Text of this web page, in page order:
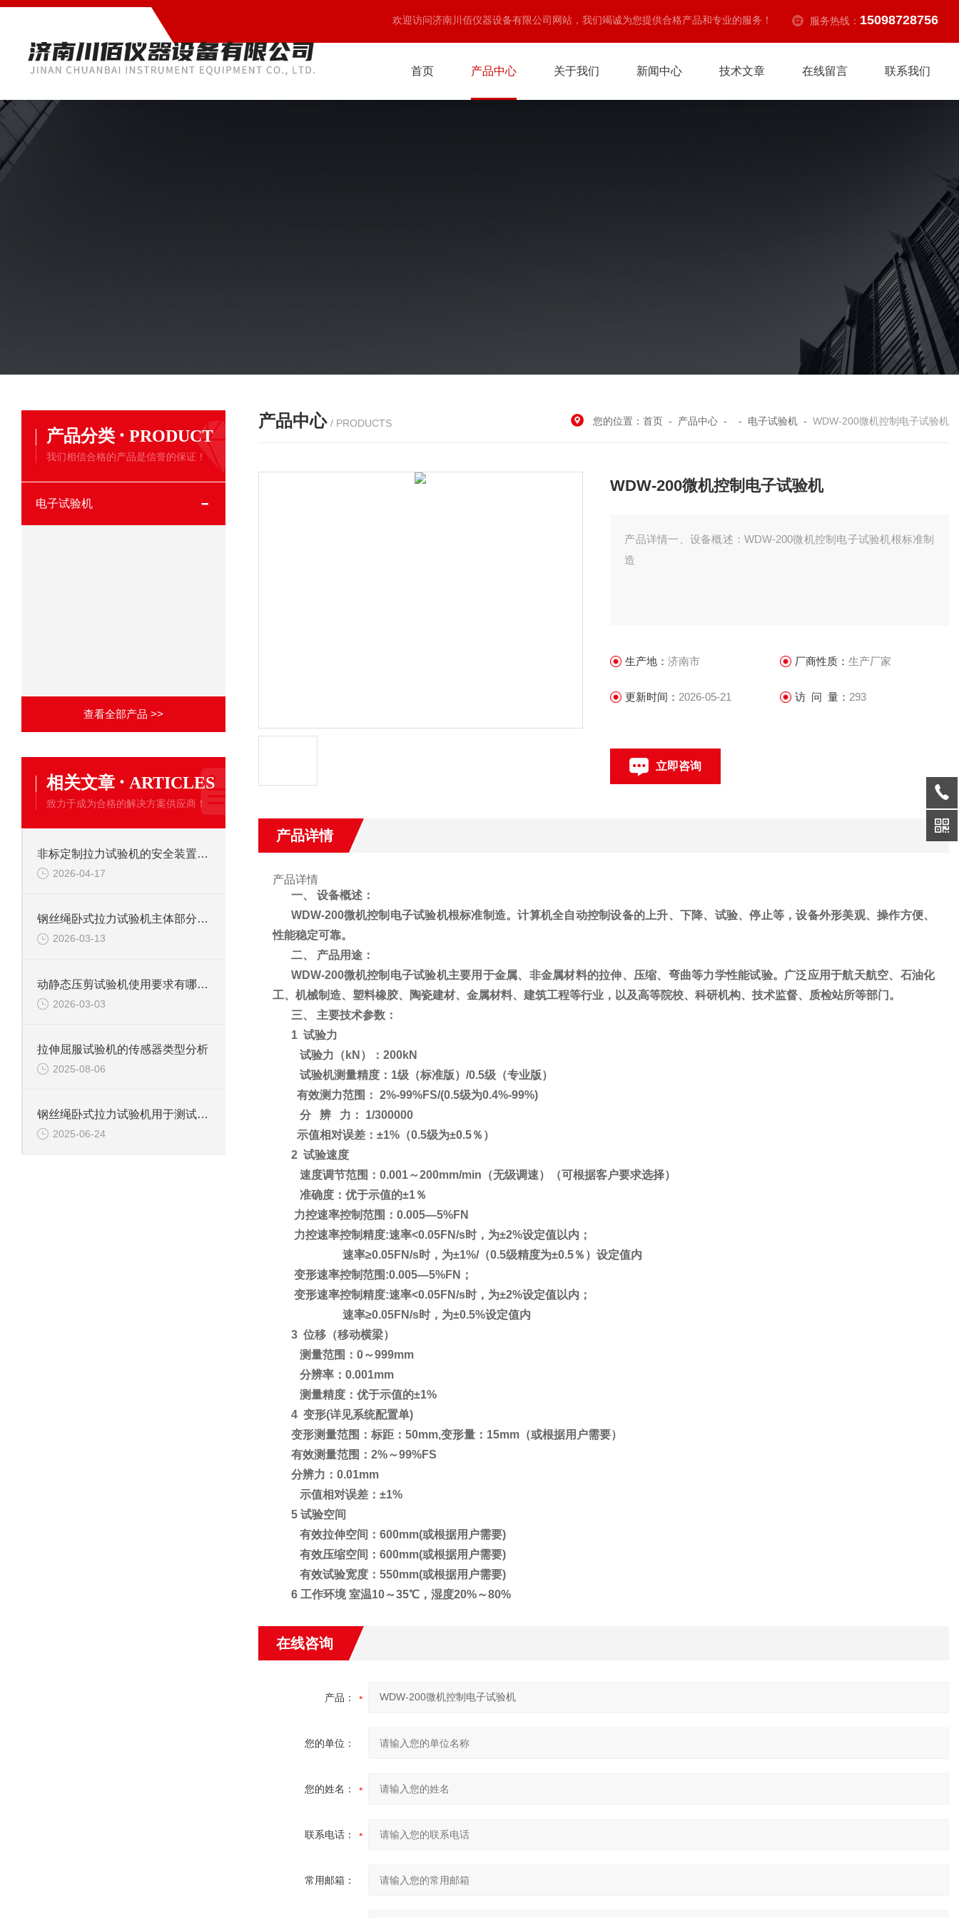
欢迎访问济南川佰仪器设备有限公司网站，我们竭诚为您提供合格产品和专业的服务！ 服务热线： 15098728756
首页 产品中心 关于我们 新闻中心 技术文章 在线留言 联系我们
产品分类 · PRODUCT
我们相信合格的产品是信誉的保证！
电子试验机
查看全部产品 >>
相关文章 · ARTICLES
致力于成为合格的解决方案供应商！
非标定制拉力试验机的安全装置：保障操作安全的关键
2026-04-17
钢丝绳卧式拉力试验机主体部分及作用
2026-03-13
动静态压剪试验机使用要求有哪些？
2026-03-03
拉伸屈服试验机的传感器类型分析
2025-08-06
钢丝绳卧式拉力试验机用于测试钢丝绳、钢丝、电缆等材料拉伸性能
2025-06-24
产品中心 / PRODUCTS 您的位置： 首页 - 产品中心 - - 电子试验机 - WDW-200微机控制电子试验机
WDW-200微机控制电子试验机
产品详情一、设备概述：WDW-200微机控制电子试验机根标准制
造
生产地：济南市 厂商性质： 生产厂家
更新时间： 2026-05-21 访 问 量： 293
立即咨询
产品详情
产品详情
一、
设备概述：
WDW-200微机控制电子试验机根标准制造。计算机全自动控制设备的上升、下降、试验、停止等，设备外形美观、操作方便、
性能稳定可靠。
二、
产品用途：
WDW-200微机控制电子试验机主要用于金属、非金属材料的拉伸、压缩、弯曲等力学性能试验。广泛应用于航天航空、石油化
工、机械制造、塑料橡胶、陶瓷建材、金属材料、建筑工程等行业，以及高等院校、科研机构、技术监督、质检站所等部门。
三、
主要技术参数：
1 试验力
试验力（kN）：200kN
试验机测量精度：1级（标准版）/0.5级（专业版）
有效测力范围： 2%-99%FS/(0.5级为0.4%-99%)
分
辨
力： 1/300000
示值相对误差：±1%（0.5级为±0.5％）
2 试验速度
速度调节范围：0.001～200mm/min（无级调速）
（可根据客户要求选择）
准确度：优于示值的±1％
力控速率控制范围：0.005—5%FN
力控速率控制精度:速率<0.05FN/s时，为±2%设定值以内；
速率≥0.05FN/s时，为±1%/（0.5级精度为±0.5％） 设定值内
变形速率控制范围:0.005—5%FN；
变形速率控制精度:速率<0.05FN/s时，为±2%设定值以内；
速率≥0.05FN/s时，为±0.5%设定值内
3 位移（移动横梁）
测量范围：0～999mm
分辨率：0.001mm
测量精度：优于示值的±1%
4 变形(详见系统配置单)
变形测量范围：标距：50mm,变形量：15mm（或根据用户需要）
有效测量范围：2%～99%FS
分辨力：0.01mm
示值相对误差：±1%
5 试验空间
有效拉伸空间：600mm(或根据用户需要)
有效压缩空间：600mm(或根据用户需要)
有效试验宽度：550mm(或根据用户需要)
6 工作环境室温10～35℃，湿度20%～80%
在线咨询
产品：
您的单位：
您的姓名：
联系电话：
常用邮箱：